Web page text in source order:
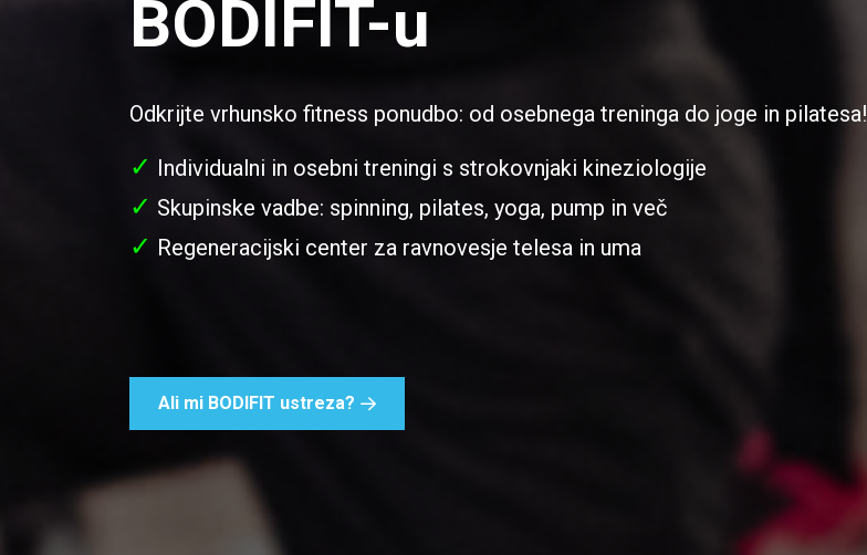
BODIFIT-u
Odkrijte vrhunsko fitness ponudbo: od osebnega treninga do joge in pilatesa!
✓ Individualni in osebni treningi s strokovnjaki kineziologije
✓ Skupinske vadbe: spinning, pilates, yoga, pump in več
✓ Regeneracijski center za ravnovesje telesa in uma
Ali mi BODIFIT ustreza?